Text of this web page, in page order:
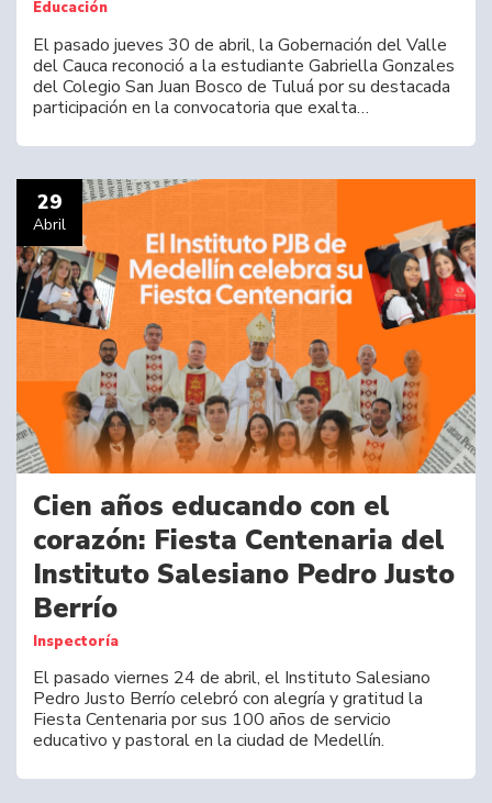
Educación
El pasado jueves 30 de abril, la Gobernación del Valle
del Cauca reconoció a la estudiante Gabriella Gonzales
del Colegio San Juan Bosco de Tuluá por su destacada
participación en la convocatoria que exalta…
29
Abril
Cien años educando con el
corazón: Fiesta Centenaria del
Instituto Salesiano Pedro Justo
Berrío
Inspectoría
El pasado viernes 24 de abril, el Instituto Salesiano
Pedro Justo Berrío celebró con alegría y gratitud la
Fiesta Centenaria por sus 100 años de servicio
educativo y pastoral en la ciudad de Medellín.